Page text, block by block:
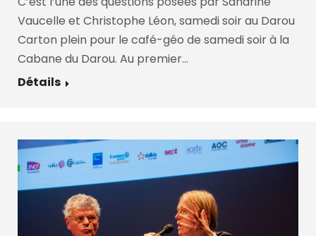
Vaucelle et Christophe Léon, samedi soir au Darou
Carton plein pour le café-géo de samedi soir à la
Cabane du Darou. Au premier…
Détails